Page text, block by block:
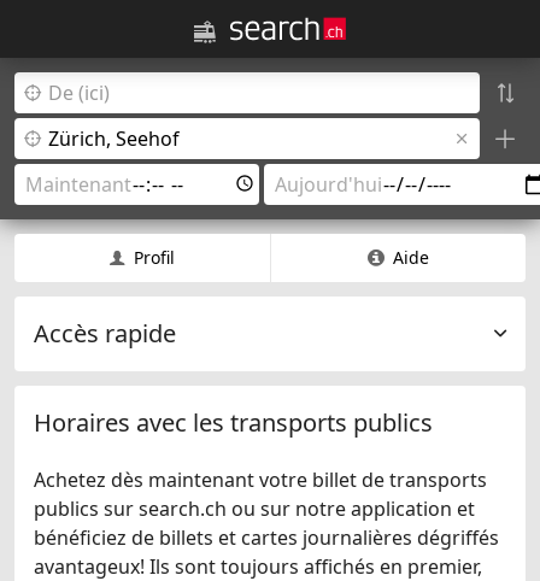
Profil Aide
Accès rapide
Horaires avec les transports publics
Achetez dès maintenant votre billet de transports
publics sur search.ch ou sur notre application et
bénéficiez de billets et cartes journalières dégriffés
avantageux! Ils sont toujours affichés en premier,